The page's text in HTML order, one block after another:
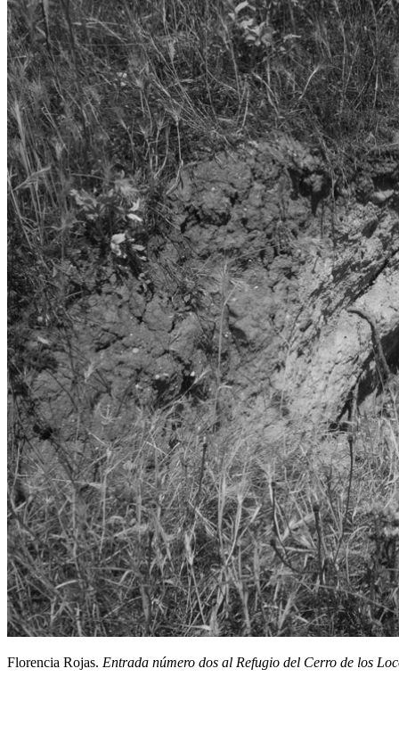
Florencia Rojas. Entrada número dos al Refugio del Cerro de los